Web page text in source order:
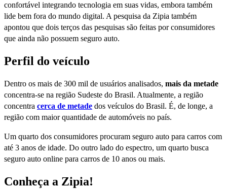
confortável integrando tecnologia em suas vidas, embora também
lide bem fora do mundo digital. A pesquisa da Zipia também
apontou que dois terços das pesquisas são feitas por consumidores
que ainda não possuem seguro auto.
Perfil do veículo
Dentro os mais de 300 mil de usuários analisados, mais da metade
concentra-se na região Sudeste do Brasil. Atualmente, a região
concentra cerca de metade dos veículos do Brasil. É, de longe, a
região com maior quantidade de automóveis no país.
Um quarto dos consumidores procuram seguro auto para carros com
até 3 anos de idade. Do outro lado do espectro, um quarto busca
seguro auto online para carros de 10 anos ou mais.
Conheça a Zipia!